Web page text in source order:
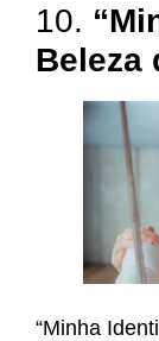
10.
Beleza
“Minha